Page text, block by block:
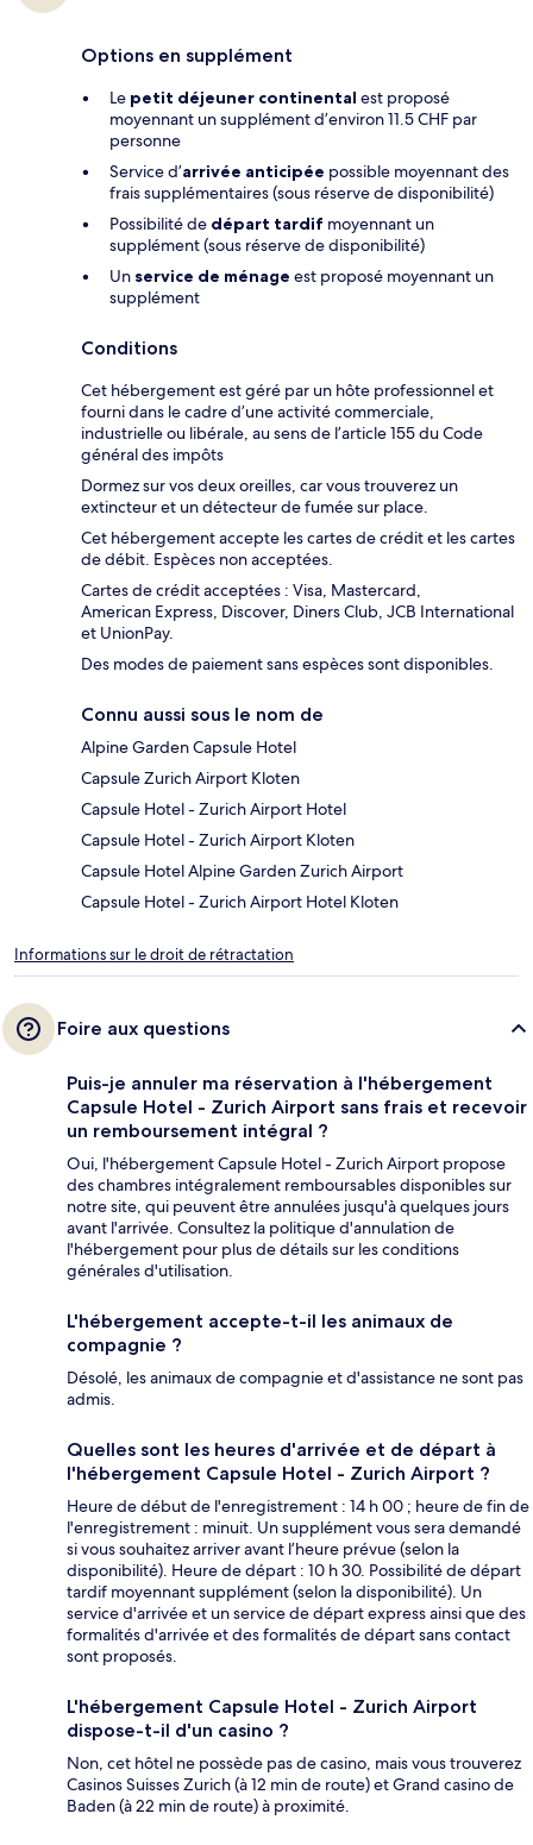
Options en supplément
Le petit déjeuner continental est proposé
moyennant un supplément d’environ 11.5 CHF par
personne
Service d’arrivée anticipée possible moyennant des
frais supplémentaires (sous réserve de disponibilité)
Possibilité de départ tardif moyennant un
supplément (sous réserve de disponibilité)
Un service de ménage est proposé moyennant un
supplément
Conditions
Cet hébergement est géré par un hôte professionnel et
fourni dans le cadre d’une activité commerciale,
industrielle ou libérale, au sens de l’article 155 du Code
général des impôts
Dormez sur vos deux oreilles, car vous trouverez un
extincteur et un détecteur de fumée sur place.
Cet hébergement accepte les cartes de crédit et les cartes
de débit. Espèces non acceptées.
Cartes de crédit acceptées : Visa, Mastercard,
American Express, Discover, Diners Club, JCB International
et UnionPay.
Des modes de paiement sans espèces sont disponibles.
Connu aussi sous le nom de
Alpine Garden Capsule Hotel
Capsule Zurich Airport Kloten
Capsule Hotel - Zurich Airport Hotel
Capsule Hotel - Zurich Airport Kloten
Capsule Hotel Alpine Garden Zurich Airport
Capsule Hotel - Zurich Airport Hotel Kloten
Informations sur le droit de rétractation
Foire aux questions
Puis-je annuler ma réservation à l'hébergement
Capsule Hotel - Zurich Airport sans frais et recevoir
un remboursement intégral ?
Oui, l'hébergement Capsule Hotel - Zurich Airport propose
des chambres intégralement remboursables disponibles sur
notre site, qui peuvent être annulées jusqu'à quelques jours
avant l'arrivée. Consultez la politique d'annulation de
l'hébergement pour plus de détails sur les conditions
générales d'utilisation.
L'hébergement accepte-t-il les animaux de
compagnie ?
Désolé, les animaux de compagnie et d'assistance ne sont pas
admis.
Quelles sont les heures d'arrivée et de départ à
l'hébergement Capsule Hotel - Zurich Airport ?
Heure de début de l'enregistrement : 14 h 00 ; heure de fin de
l'enregistrement : minuit. Un supplément vous sera demandé
si vous souhaitez arriver avant l’heure prévue (selon la
disponibilité). Heure de départ : 10 h 30. Possibilité de départ
tardif moyennant supplément (selon la disponibilité). Un
service d'arrivée et un service de départ express ainsi que des
formalités d'arrivée et des formalités de départ sans contact
sont proposés.
L'hébergement Capsule Hotel - Zurich Airport
dispose-t-il d'un casino ?
Non, cet hôtel ne possède pas de casino, mais vous trouverez
Casinos Suisses Zurich (à 12 min de route) et Grand casino de
Baden (à 22 min de route) à proximité.